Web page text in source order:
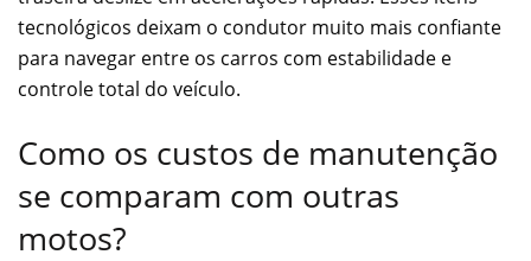
tecnológicos deixam o condutor muito mais confiante
para navegar entre os carros com estabilidade e
controle total do veículo.
Como os custos de manutenção
se comparam com outras
motos?